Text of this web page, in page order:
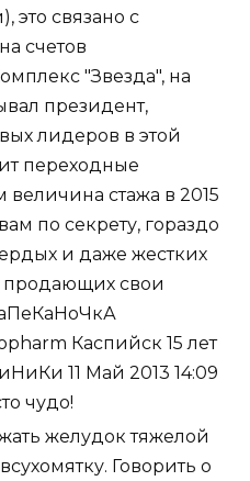
это связано с
счетов
"Звезда", на
президент,
лидеров в этой
переходные
стажа в 2015
по секрету, гораздо
и даже жестких
продающих свои
Каспийск 15 лет
11 Май 2013 14:09
чудо!
желудок тяжелой
Говорить о